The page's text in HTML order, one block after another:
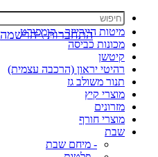
מיטות היירייזר - קומפורט
מכונות כביסה
קיטשן
רהיטי יראון (הרכבה עצמית)
תנור משולב גז
מוצרי קיץ
מזרונים
מוצרי חורף
שבת
- מיחם שבת
התחברות \ הרשמה